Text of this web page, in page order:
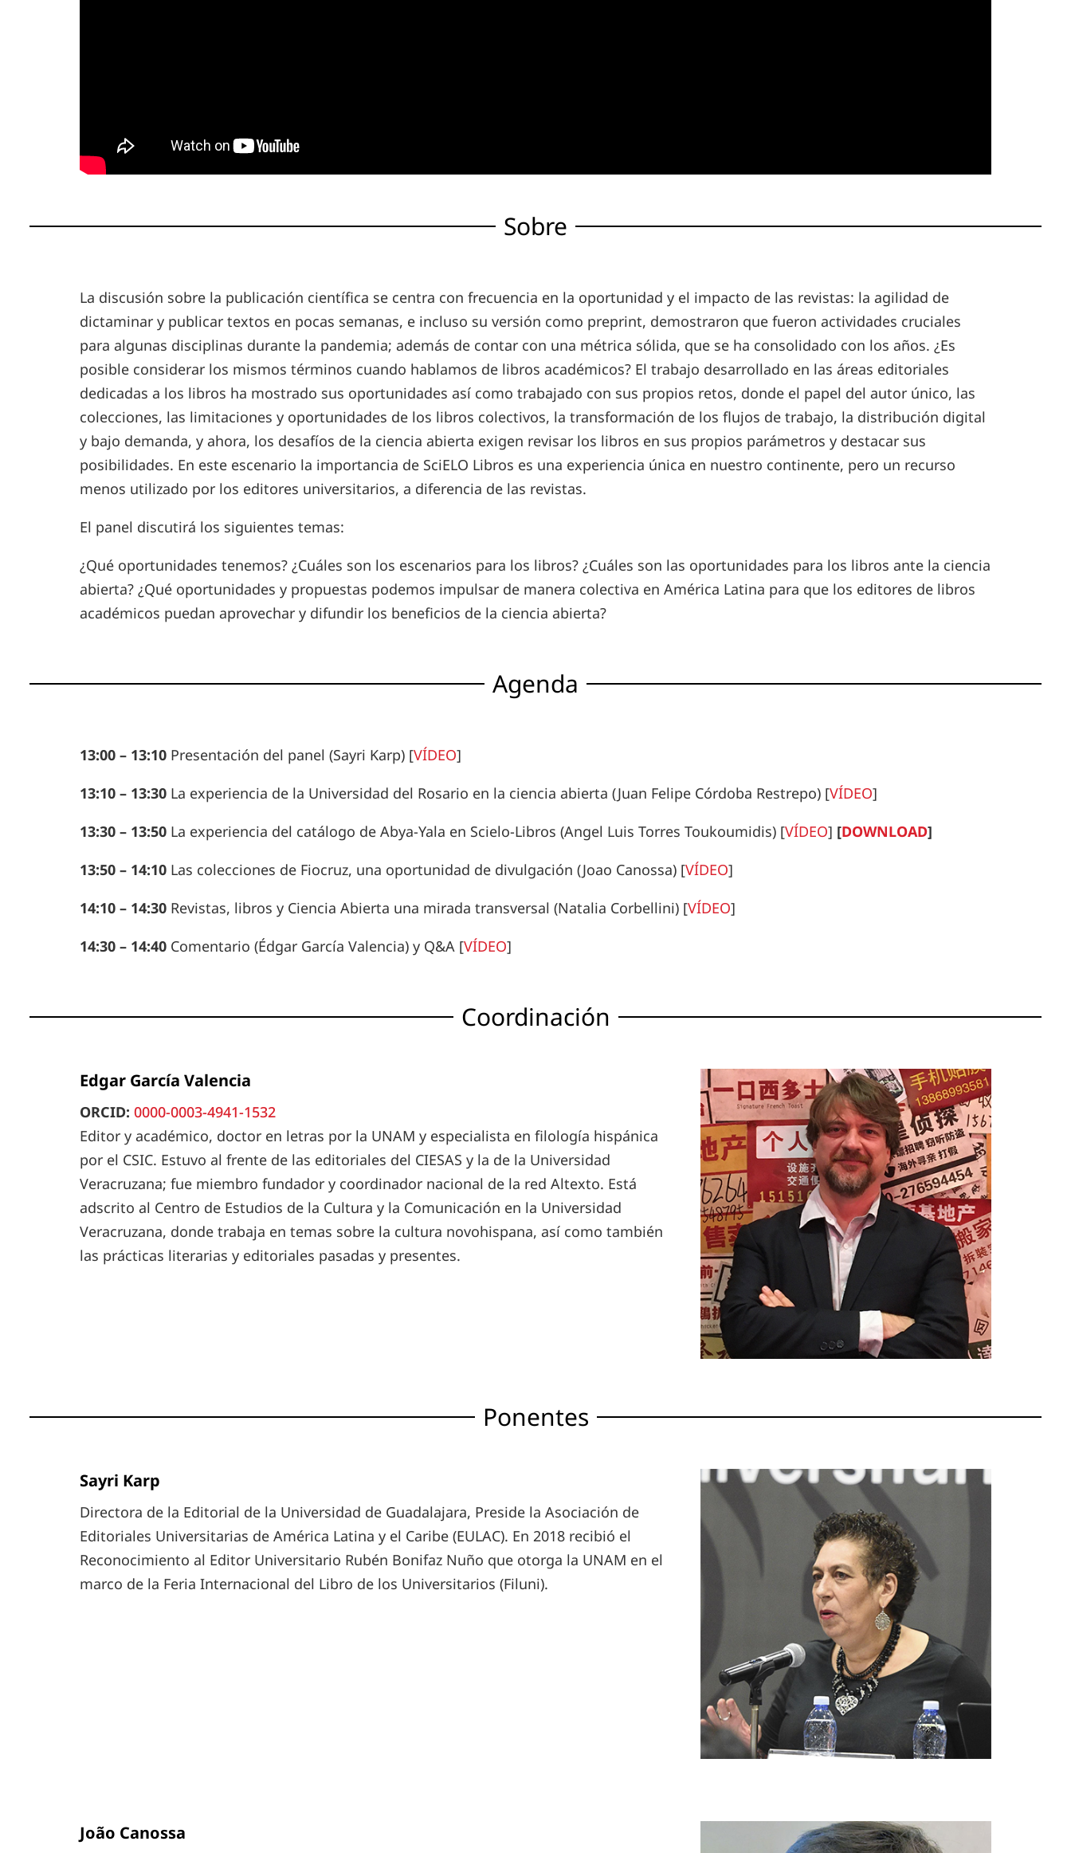
Sobre
La discusión sobre la publicación científica se centra con frecuencia en la oportunidad y el impacto de las revistas: la agilidad de
dictaminar y publicar textos en pocas semanas, e incluso su versión como preprint, demostraron que fueron actividades cruciales
para algunas disciplinas durante la pandemia; además de contar con una métrica sólida, que se ha consolidado con los años. ¿Es
posible considerar los mismos términos cuando hablamos de libros académicos? El trabajo desarrollado en las áreas editoriales
dedicadas a los libros ha mostrado sus oportunidades así como trabajado con sus propios retos, donde el papel del autor único, las
colecciones, las limitaciones y oportunidades de los libros colectivos, la transformación de los flujos de trabajo, la distribución digital
y bajo demanda, y ahora, los desafíos de la ciencia abierta exigen revisar los libros en sus propios parámetros y destacar sus
posibilidades. En este escenario la importancia de SciELO Libros es una experiencia única en nuestro continente, pero un recurso
menos utilizado por los editores universitarios, a diferencia de las revistas.
El panel discutirá los siguientes temas:
¿Qué oportunidades tenemos? ¿Cuáles son los escenarios para los libros? ¿Cuáles son las oportunidades para los libros ante la ciencia
abierta? ¿Qué oportunidades y propuestas podemos impulsar de manera colectiva en América Latina para que los editores de libros
académicos puedan aprovechar y difundir los beneficios de la ciencia abierta?
Agenda
13:00 – 13:10 Presentación del panel (Sayri Karp) [VÍDEO]
13:10 – 13:30 La experiencia de la Universidad del Rosario en la ciencia abierta (Juan Felipe Córdoba Restrepo) [VÍDEO]
13:30 – 13:50 La experiencia del catálogo de Abya-Yala en Scielo-Libros (Angel Luis Torres Toukoumidis) [VÍDEO] [DOWNLOAD]
13:50 – 14:10 Las colecciones de Fiocruz, una oportunidad de divulgación (Joao Canossa) [VÍDEO]
14:10 – 14:30 Revistas, libros y Ciencia Abierta una mirada transversal (Natalia Corbellini) [VÍDEO]
14:30 – 14:40 Comentario (Édgar García Valencia) y Q&A [VÍDEO]
Coordinación
Edgar García Valencia
ORCID: 0000-0003-4941-1532
Editor y académico, doctor en letras por la UNAM y especialista en filología hispánica
por el CSIC. Estuvo al frente de las editoriales del CIESAS y la de la Universidad
Veracruzana; fue miembro fundador y coordinador nacional de la red Altexto. Está
adscrito al Centro de Estudios de la Cultura y la Comunicación en la Universidad
Veracruzana, donde trabaja en temas sobre la cultura novohispana, así como también
las prácticas literarias y editoriales pasadas y presentes.
Ponentes
Sayri Karp
Directora de la Editorial de la Universidad de Guadalajara, Preside la Asociación de
Editoriales Universitarias de América Latina y el Caribe (EULAC). En 2018 recibió el
Reconocimiento al Editor Universitario Rubén Bonifaz Nuño que otorga la UNAM en el
marco de la Feria Internacional del Libro de los Universitarios (Filuni).
João Canossa